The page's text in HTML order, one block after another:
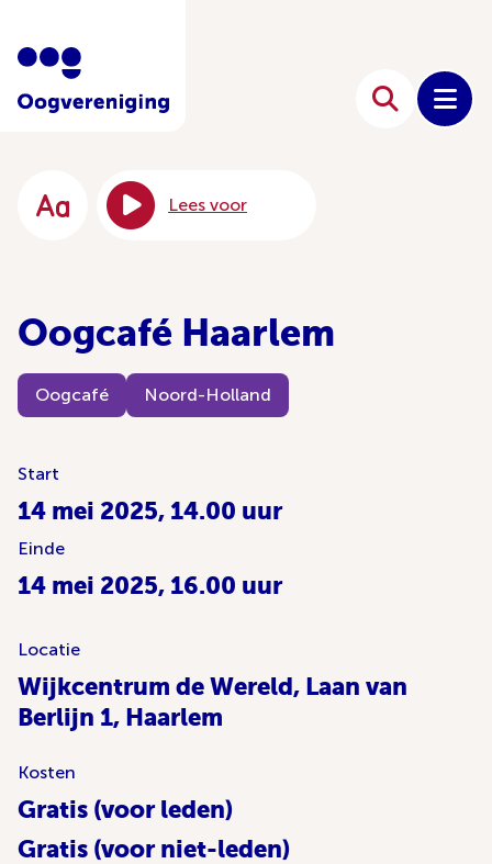
Lees voor
Oogcafé Haarlem
Oogcafé Noord-Holland
Start
14 mei 2025, 14.00 uur
Einde
14 mei 2025, 16.00 uur
Locatie
Wijkcentrum de Wereld, Laan van
Berlijn 1, Haarlem
Kosten
Gratis (voor leden)
Gratis (voor niet-leden)